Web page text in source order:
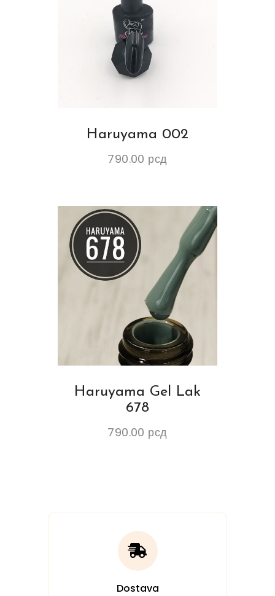
Haruyama 002
790.00 рсд
Haruyama Gel Lak
678
790.00 рсд
Dostava